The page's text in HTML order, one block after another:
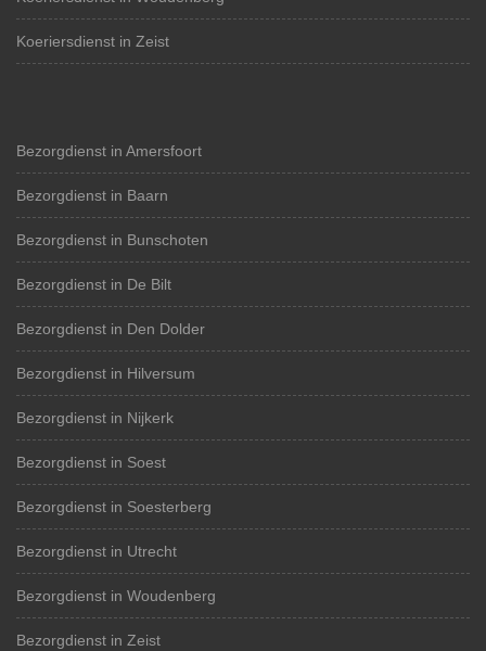
Koeriersdienst in Zeist
Bezorgdienst in Amersfoort
Bezorgdienst in Baarn
Bezorgdienst in Bunschoten
Bezorgdienst in De Bilt
Bezorgdienst in Den Dolder
Bezorgdienst in Hilversum
Bezorgdienst in Nijkerk
Bezorgdienst in Soest
Bezorgdienst in Soesterberg
Bezorgdienst in Utrecht
Bezorgdienst in Woudenberg
Bezorgdienst in Zeist